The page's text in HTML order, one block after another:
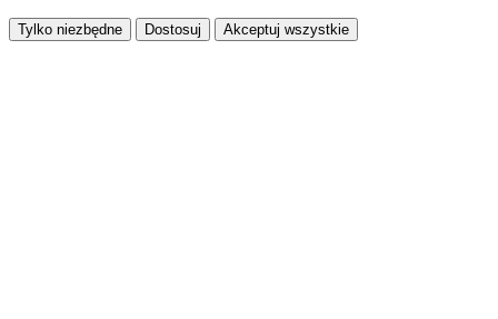
Tylko niezbędne Dostosuj Akceptuj wszystkie